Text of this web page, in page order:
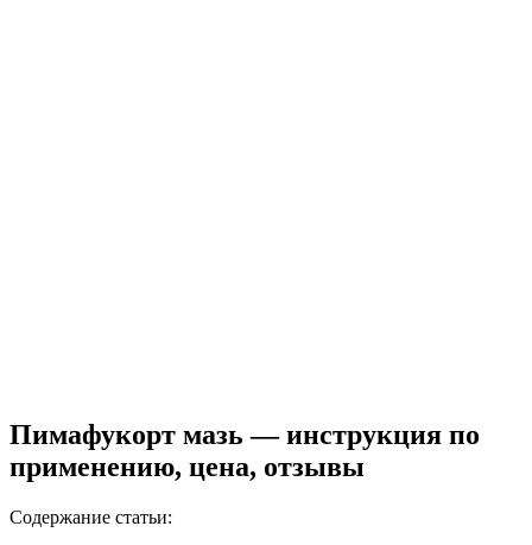
Пимафукорт мазь — инструкция по
применению, цена, отзывы
Содержание статьи: